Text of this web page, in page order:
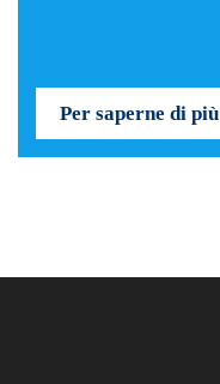
Per saperne di più